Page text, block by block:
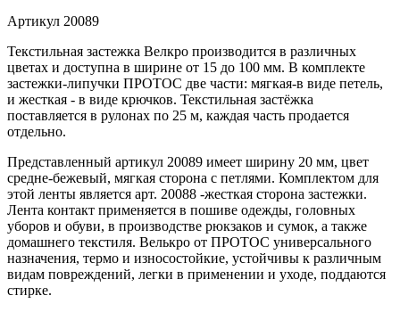
Артикул 20089
Текстильная застежка Велкро производится в различных
цветах и доступна в ширине от 15 до 100 мм. В комплекте
застежки-липучки ПРОТОС две части: мягкая-в виде петель,
и жесткая - в виде крючков. Текстильная застёжка
поставляется в рулонах по 25 м, каждая часть продается
отдельно.
Представленный артикул 20089 имеет ширину 20 мм, цвет
средне-бежевый, мягкая сторона с петлями. Комплектом для
этой ленты является арт. 20088 -жесткая сторона застежки.
Лента контакт применяется в пошиве одежды, головных
уборов и обуви, в производстве рюкзаков и сумок, а также
домашнего текстиля. Велькро от ПРОТОС универсального
назначения, термо и износостойкие, устойчивы к различным
видам повреждений, легки в применении и уходе, поддаются
стирке.